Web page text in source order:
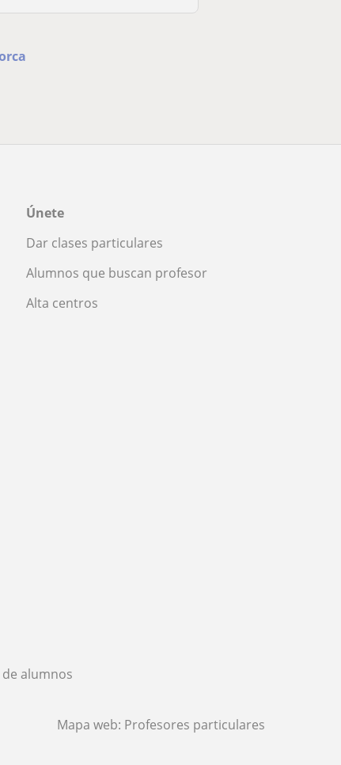
Únete
Dar clases particulares
Alumnos que buscan profesor
Alta centros
alumnos
Mapa web: Profesores particulares